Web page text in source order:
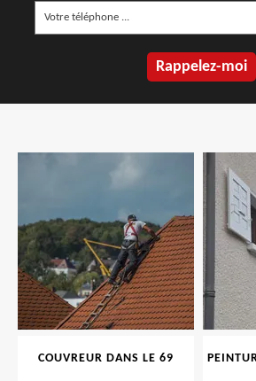
COUVREUR DANS LE 69